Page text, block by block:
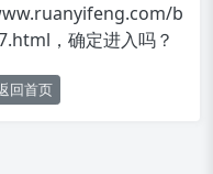
b
，确定进入吗？
回首页